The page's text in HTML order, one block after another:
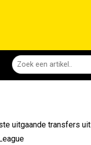
uitgaande transfers uit